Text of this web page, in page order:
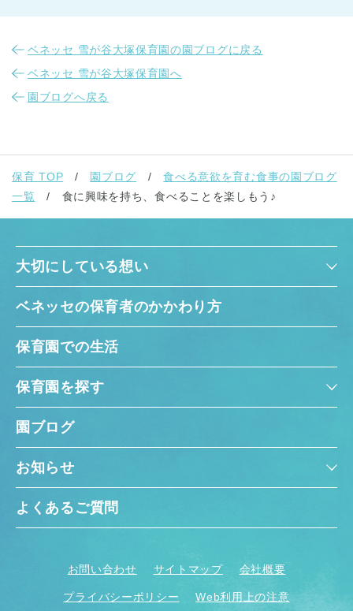
ベネッセ 雪が谷大塚保育園の園ブログに戻る
ベネッセ 雪が谷大塚保育園へ
園ブログへ戻る
保育 TOP 園ブログ
食べる意欲を育む食事の園ブログ
一覧
食に興味を持ち、食べることを楽しもう♪
大切にしている想い
ベネッセの保育者のかかわり方
保育園での生活
保育園を探す
園ブログ
お知らせ
よくあるご質問
お問い合わせ サイトマップ 会社概要
プライバシーポリシー Web利用上の注意